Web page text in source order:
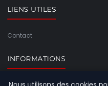
LIENS UTILES
Contact
INFORMATIONS